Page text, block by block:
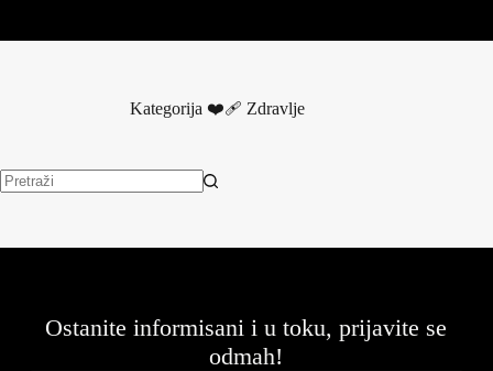
Kategorija ❤️‍🩹 Zdravlje
Ostanite informisani i u toku, prijavite se
odmah!